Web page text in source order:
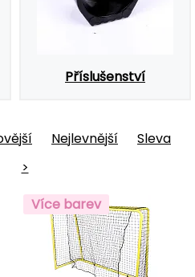
Příslušenství
Nejlevnější
Sleva
>
Více barev